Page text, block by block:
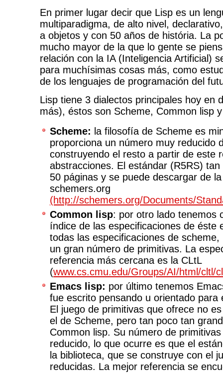
En primer lugar decir que Lisp es un
multiparadigma, de alto nivel,
a objetos y con 50 años de história. La
mucho mayor de la que lo gente se
relación con la IA (Inteligencia Artificial)
para muchísimas cosas más, como
de los lenguajes de programación del
Lisp tiene 3 dialectos principales hoy en
más), éstos son Scheme, Common lisp
Scheme: la filosofía de Scheme es
proporciona un número muy reducido
construyendo el resto a partir de este
abstracciones. El estándar (R5RS)
50 páginas y se puede descargar de
schemers.org
(http://schemers.org/Documents/
Common lisp: por otro lado tenemos
índice de las especificaciones de éste
todas las especificaciones de
un gran número de primitivas. La
referencia más cercana es la CLtL
(www.cs.cmu.edu/Groups/AI/html/cltl/
Emacs lisp: por último tenemos
fue escrito pensando u orientado para
El juego de primitivas que ofrece no
el de Scheme, pero tan poco tan
Common lisp. Su número de
reducido, lo que ocurre es que el
la biblioteca, que se construye con el
reducidas. La mejor referencia se